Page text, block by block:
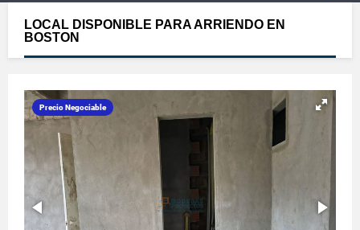
LOCAL DISPONIBLE PARA ARRIENDO EN
BOSTON
Precio Negociable